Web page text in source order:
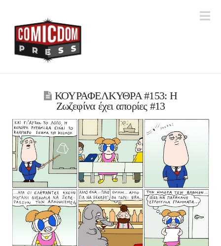
ΚΟΥΡΑΦΕΛΚΥΘΡΑ #153: Η
Ζωζεφίνα έχει απορίες #13